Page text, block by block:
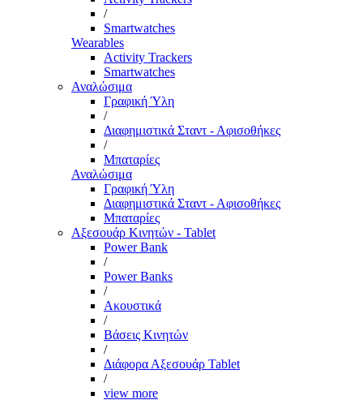
/
Smartwatches
Wearables
Activity Trackers
Smartwatches
Αναλώσιμα
Γραφική Ύλη
/
Διαφημιστικά Σταντ - Αφισοθήκες
/
Μπαταρίες
Αναλώσιμα
Γραφική Ύλη
Διαφημιστικά Σταντ - Αφισοθήκες
Μπαταρίες
Αξεσουάρ Κινητών - Tablet
Power Bank
/
Power Banks
/
Ακουστικά
/
Βάσεις Κινητών
/
Διάφορα Αξεσουάρ Tablet
/
view more